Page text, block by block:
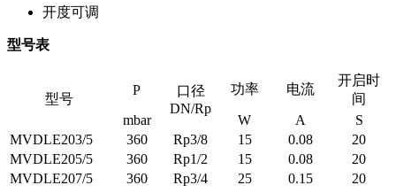
开度可调
型号表
型号
P
口径
DN/Rp
功率 电流
开启时
间
mbar
W A
S
MVDLE203/5
360 Rp3/8 15 0.08
20
MVDLE205/5
360 Rp1/2 15 0.08
20
MVDLE207/5
360 Rp3/4 25 0.15
20